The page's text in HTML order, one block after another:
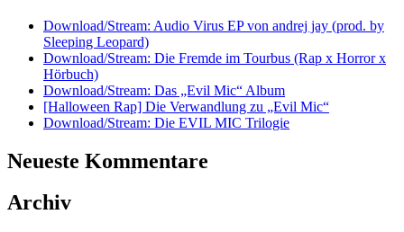
Download/Stream: Audio Virus EP von andrej jay (prod. by
Sleeping Leopard)
Download/Stream: Die Fremde im Tourbus (Rap x Horror x
Hörbuch)
Download/Stream: Das „Evil Mic“ Album
[Halloween Rap] Die Verwandlung zu „Evil Mic“
Download/Stream: Die EVIL MIC Trilogie
Neueste Kommentare
Archiv